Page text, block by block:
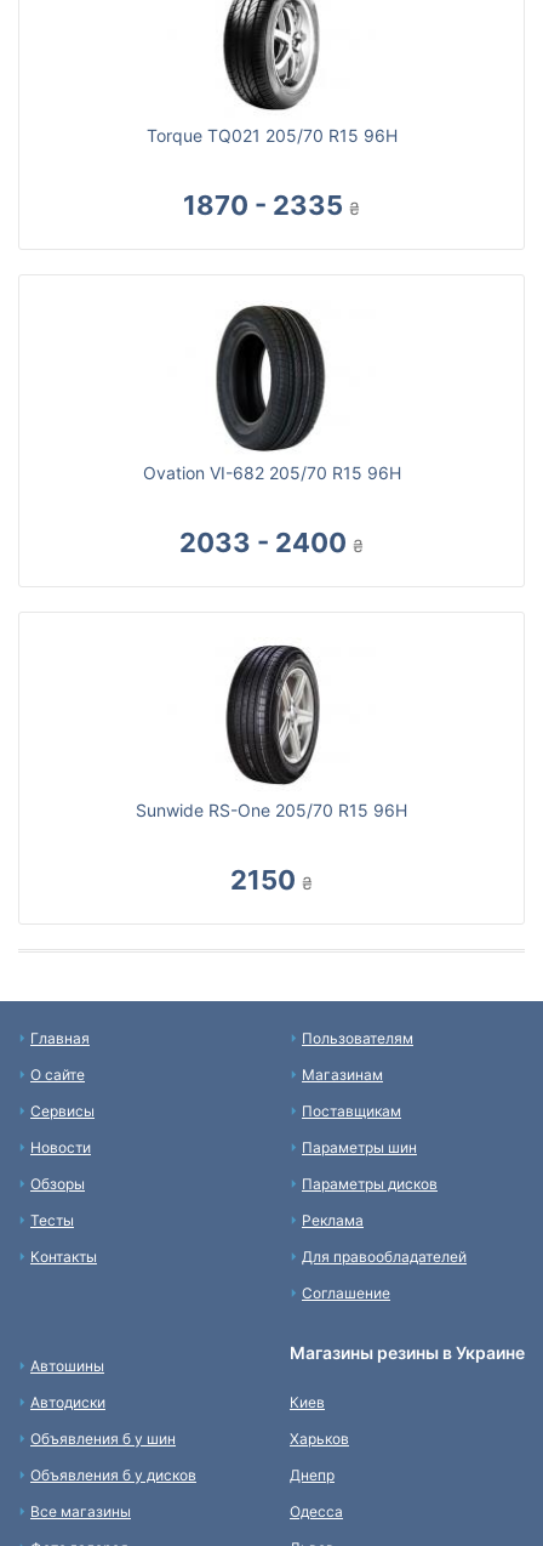
Torque TQ021 205/70 R15 96H
1870 - 2335 ₴
Ovation VI-682 205/70 R15 96H
2033 - 2400 ₴
Sunwide RS-One 205/70 R15 96H
2150 ₴
Главная
О сайте
Сервисы
Новости
Обзоры
Тесты
Контакты
Пользователям
Магазинам
Поставщикам
Параметры шин
Параметры дисков
Реклама
Для правообладателей
Соглашение
Автошины
Автодиски
Объявления б у шин
Объявления б у дисков
Все магазины
Магазины резины в Украине
Киев
Харьков
Днепр
Одесса